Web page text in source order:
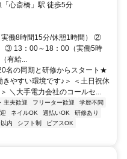
心斎橋」駅 徒歩5分
働8時間15分/休憩1時間） ②
③ 13：00～18：00（実働5時
有給...
名の同期と研修からスタート★
やすい環境です♪＞ ＜土日祝休
＼大手電力会社のコールセ...
主夫歓迎 フリーター歓迎
学歴不問
ネイルOK 週払いOK
研修あり
内 シフト制
ピアスOK